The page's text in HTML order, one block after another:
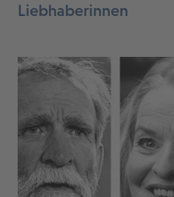
Liebhaberinnen